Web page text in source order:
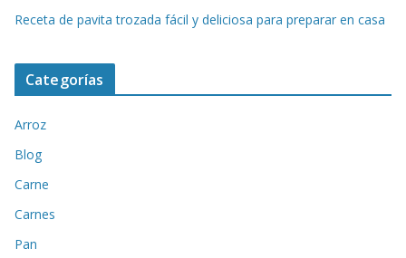
Receta de pavita trozada fácil y deliciosa para preparar en casa
Categorías
Arroz
Blog
Carne
Carnes
Pan